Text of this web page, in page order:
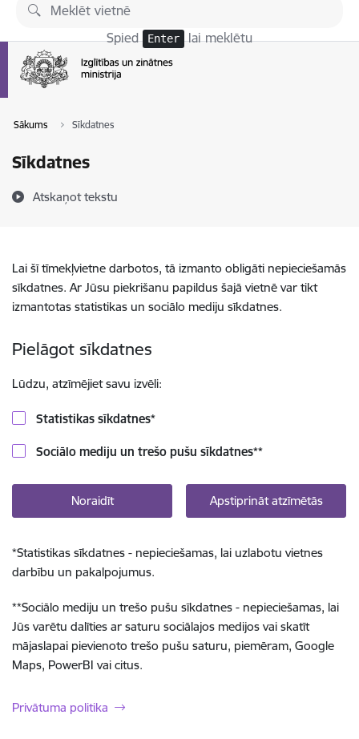
Pāriet uz lapas saturu
Spied Enter lai meklētu
Sākums Sīkdatnes
Sīkdatnes
Atskaņot tekstu
Lai šī tīmekļvietne darbotos, tā izmanto obligāti nepieciešamās
sīkdatnes. Ar Jūsu piekrišanu papildus šajā vietnē var tikt
izmantotas statistikas un sociālo mediju sīkdatnes.
Pielāgot sīkdatnes
Lūdzu, atzīmējiet savu izvēli:
Statistikas sīkdatnes*
Sociālo mediju un trešo pušu sīkdatnes**
Noraidīt Apstiprināt atzīmētās
*Statistikas sīkdatnes - nepieciešamas, lai uzlabotu vietnes
darbību un pakalpojumus.
**Sociālo mediju un trešo pušu sīkdatnes - nepieciešamas, lai
Jūs varētu dalīties ar saturu sociālajos medijos vai skatīt
mājaslapai pievienoto trešo pušu saturu, piemēram, Google
Maps, PowerBI vai citus.
Privātuma politika